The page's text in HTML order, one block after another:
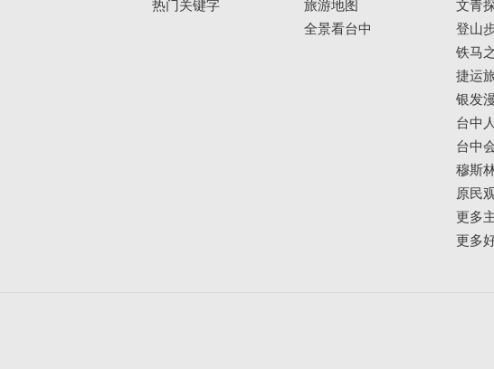
热门关键字
旅游地图
全景看台中
文青
登山
铁马
捷运
银发
台中
台中
穆斯
原民
更多
更多